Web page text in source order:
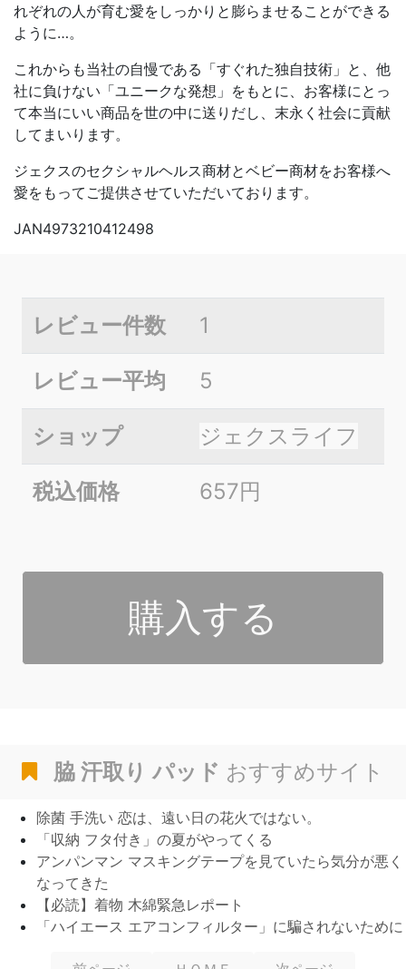
れぞれの人が育む愛をしっかりと膨らませることができる
ように…。
これからも当社の自慢である「すぐれた独自技術」と、他
社に負けない「ユニークな発想」をもとに、お客様にとっ
て本当にいい商品を世の中に送りだし、末永く社会に貢献
してまいります。
ジェクスのセクシャルヘルス商材とベビー商材をお客様へ
愛をもってご提供させていただいております。
JAN4973210412498
レビュー件数 1
レビュー平均 5
ショップ ジェクスライフ
税込価格 657円
購入する
脇 汗取り パッド おすすめサイト
除菌 手洗い 恋は、遠い日の花火ではない。
「収納 フタ付き」の夏がやってくる
アンパンマン マスキングテープを見ていたら気分が悪く
なってきた
【必読】着物 木綿緊急レポート
「ハイエース エアコンフィルター」に騙されないために